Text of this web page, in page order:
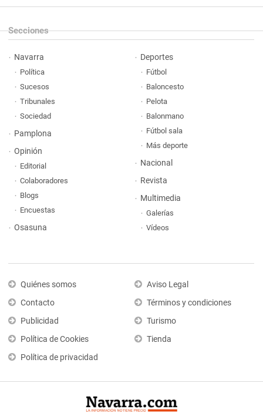
Secciones
Navarra
Política
Sucesos
Tribunales
Sociedad
Pamplona
Opinión
Editorial
Colaboradores
Blogs
Encuestas
Osasuna
Deportes
Fútbol
Baloncesto
Pelota
Balonmano
Fútbol sala
Más deporte
Nacional
Revista
Multimedia
Galerías
Vídeos
Quiénes somos
Contacto
Publicidad
Política de Cookies
Política de privacidad
Aviso Legal
Términos y condiciones
Turismo
Tienda